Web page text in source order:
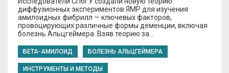
диффузионных экспериментов ЯМР для изучения
амилоидных фибрилл — ключевых факторов,
провоцирующих различные формы деменции, включая
болезнь Альцгеймера. Взяв теорию за…
БЕТА-АМИЛОИД БОЛЕЗНЬ АЛЬЦГЕЙМЕРА
ИНСТРУМЕНТЫ И МЕТОДЫ